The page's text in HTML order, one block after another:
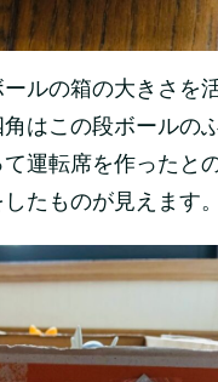
ルの箱の大きさを
はこの段ボールの
運転席を作ったと
たものが見えます。